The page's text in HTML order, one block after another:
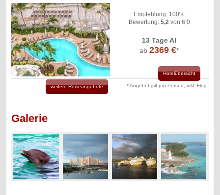
Empfehlung: 100%
Bewertung: 5,2 von 6,0
13 Tage AI
ab2369 €*
Hotelübersicht
weitere Reiseangebote * Angebot gilt pro Person, inkl. Flug
Galerie